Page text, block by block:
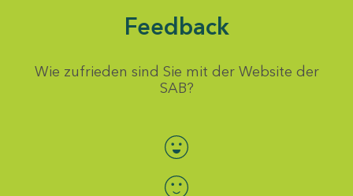
Feedback
Wie zufrieden sind Sie mit der Website der
SAB?
Bewertung auswählen